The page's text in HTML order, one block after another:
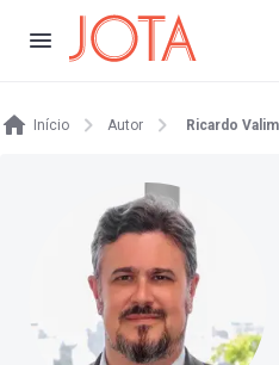
Início Autor Ricardo